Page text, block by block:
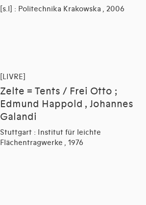
[s.l] : Politechnika Krakowska , 2006
[LIVRE]
Zelte = Tents / Frei Otto ;
Edmund Happold , Johannes
Galandi
Stuttgart : Institut für leichte
Flächentragwerke , 1976